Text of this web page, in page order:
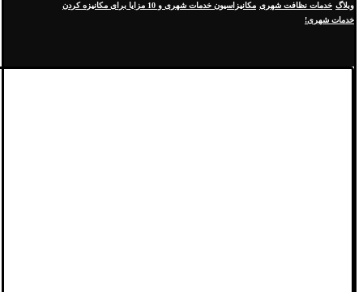
وبلاگ خدمات نظافت شهری
مکانیزاسیون خدمات شهری و 10 مزایا برای مکانیزه کردن
خدمات شهری!